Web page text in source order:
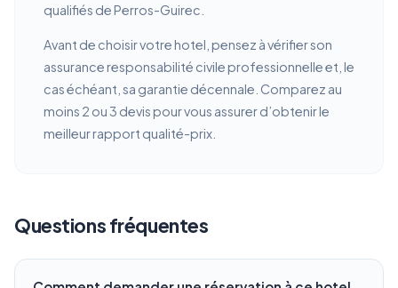
qualifiés de Perros-Guirec.
Avant de choisir votre hotel, pensez à vérifier son
assurance responsabilité civile professionnelle et, le
cas échéant, sa garantie décennale. Comparez au
moins 2 ou 3 devis pour vous assurer d’obtenir le
meilleur rapport qualité-prix.
Questions fréquentes